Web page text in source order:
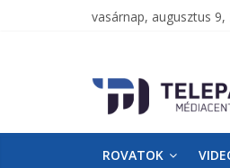
vasárnap, augusztus 9,
TelePaks
ROVATOK